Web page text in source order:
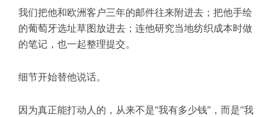
我们把他和欧洲客户三年的邮件往来附进去；把他手绘
的葡萄牙选址草图放进去；连他研究当地纺织成本时做
的笔记，也一起整理提交。
细节开始替他说话。
因为真正能打动人的，从来不是“我有多少钱”，而是“我